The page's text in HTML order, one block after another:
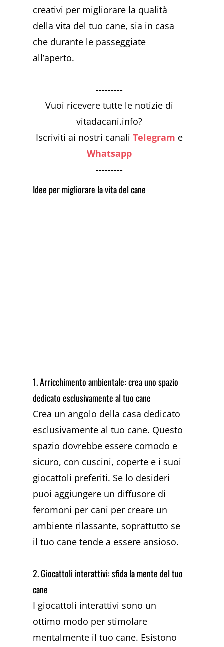
creativi per migliorare la qualità
della vita del tuo cane, sia in casa
che durante le passeggiate
all’aperto.
---------
Vuoi ricevere tutte le notizie di
vitadacani.info?
Iscriviti ai nostri canaliTelegram e
Whatsapp
---------
Idee per migliorare la vita del cane
1. Arricchimento ambientale: crea uno spazio
dedicato esclusivamente al tuo cane
Crea un angolo della casa dedicato
esclusivamente al tuo cane. Questo
spazio dovrebbe essere comodo e
sicuro, con cuscini, coperte e i suoi
giocattoli preferiti. Se lo desideri
puoi aggiungere un diffusore di
feromoni per cani per creare un
ambiente rilassante, soprattutto se
il tuo cane tende a essere ansioso.
2. Giocattoli interattivi: sfida la mente del tuo
cane
I giocattoli interattivi sono un
ottimo modo per stimolare
mentalmente il tuo cane. Esistono